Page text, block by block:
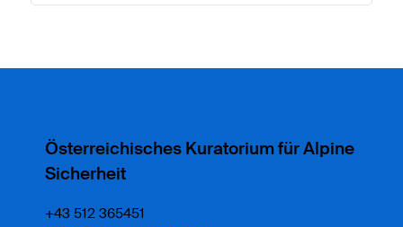
Österreichisches Kuratorium für Alpine
Sicherheit
+43 512 365451